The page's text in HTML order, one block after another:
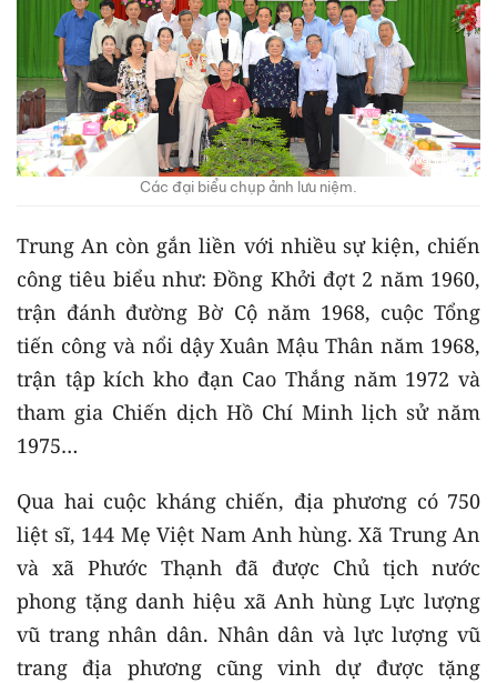
Các đại biểu chụp ảnh lưu niệm.
Trung An còn gắn liền với nhiều sự kiện, chiến
công tiêu biểu như: Đồng Khởi đợt 2 năm 1960,
trận đánh đường Bờ Cộ năm 1968, cuộc Tổng
tiến công và nổi dậy Xuân Mậu Thân năm 1968,
trận tập kích kho đạn Cao Thắng năm 1972 và
tham gia Chiến dịch Hồ Chí Minh lịch sử năm
1975…
Qua hai cuộc kháng chiến, địa phương có 750
liệt sĩ, 144 Mẹ Việt Nam Anh hùng. Xã Trung An
và xã Phước Thạnh đã được Chủ tịch nước
phong tặng danh hiệu xã Anh hùng Lực lượng
vũ trang nhân dân. Nhân dân và lực lượng vũ
trang địa phương cũng vinh dự được tặng